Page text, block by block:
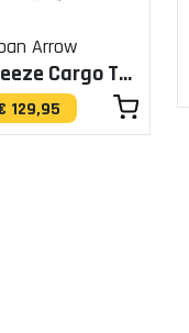
Arrow
Breeze Cargo Tas
129,95